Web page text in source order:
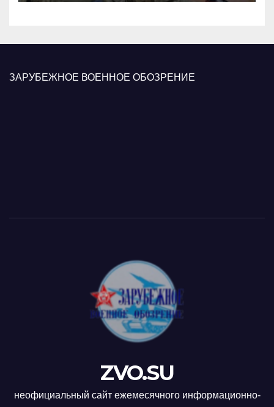
ЗАРУБЕЖНОЕ ВОЕННОЕ ОБОЗРЕНИЕ
ZVO.SU
неофициальный сайт ежемесячного информационно-